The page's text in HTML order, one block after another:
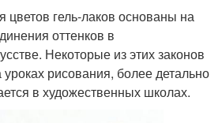
гель-лаков основаны на
оттенков в
Некоторые из этих законов
рисования, более детально
в художественных школах.